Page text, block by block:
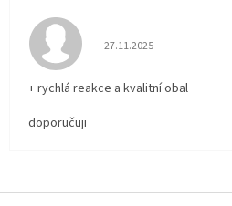
Hodnocení obchodu je
27.11.2025
+ rychlá reakce a kvalitní obal
doporučuji